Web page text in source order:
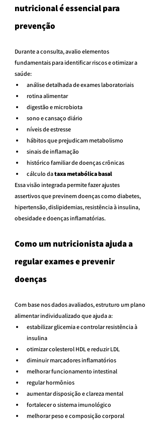
nutricional é essencial para
prevenção
Durante a consulta, avalio elementos
fundamentais para identificar riscos e otimizar a
saúde:
análise detalhada de exames laboratoriais
rotina alimentar
digestão e microbiota
sono e cansaço diário
níveis de estresse
hábitos que prejudicam metabolismo
sinais de inflamação
histórico familiar de doenças crônicas
cálculo da taxa metabólica basal
Essa visão integrada permite fazer ajustes
assertivos que previnem doenças como diabetes,
hipertensão, dislipidemias, resistência à insulina,
obesidade e doenças inflamatórias.
Como um nutricionista ajuda a
regular exames e prevenir
doenças
Com base nos dados avaliados, estruturo um plano
alimentar individualizado que ajuda a:
estabilizar glicemia e controlar resistência à
insulina
otimizar colesterol HDL e reduzir LDL
diminuir marcadores inflamatórios
melhorar funcionamento intestinal
regular hormônios
aumentar disposição e clareza mental
fortalecer o sistema imunológico
melhorar peso e composição corporal